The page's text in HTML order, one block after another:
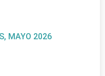
MAYO 2026